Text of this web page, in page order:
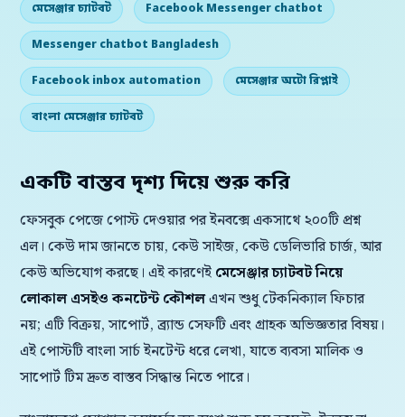
মেসেঞ্জার চ্যাটবট Facebook Messenger chatbot
Messenger chatbot Bangladesh
Facebook inbox automation মেসেঞ্জার অটো রিপ্লাই
বাংলা মেসেঞ্জার চ্যাটবট
একটি বাস্তব দৃশ্য দিয়ে শুরু করি
ফেসবুক পেজে পোস্ট দেওয়ার পর ইনবক্সে একসাথে ২০০টি প্রশ্ন
এল। কেউ দাম জানতে চায়, কেউ সাইজ, কেউ ডেলিভারি চার্জ, আর
কেউ অভিযোগ করছে। এই কারণেই মেসেঞ্জার চ্যাটবট নিয়ে
লোকাল এসইও কনটেন্ট কৌশলএখন শুধু টেকনিক্যাল ফিচার
নয়; এটি বিক্রয়, সাপোর্ট, ব্র্যান্ড সেফটি এবং গ্রাহক অভিজ্ঞতার বিষয়।
এই পোস্টটি বাংলা সার্চ ইনটেন্ট ধরে লেখা, যাতে ব্যবসা মালিক ও
সাপোর্ট টিম দ্রুত বাস্তব সিদ্ধান্ত নিতে পারে।